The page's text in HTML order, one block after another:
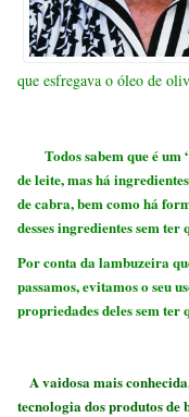
que esfregava o óleo de
Todos sabem que é um
de leite, mas há
de cabra, bem como há
desses ingredientes sem
Por conta da lambuzeira
passamos, evitamos o seu
propriedades deles sem ter
A vaidosa mais
tecnologia dos produtos de